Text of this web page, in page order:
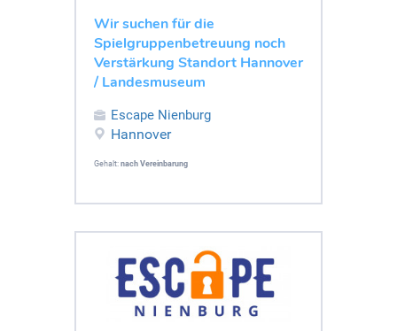
Wir suchen für die
Spielgruppenbetreuung noch
Verstärkung Standort Hannover
/ Landesmuseum
Escape Nienburg
Hannover
Gehalt: nach Vereinbarung